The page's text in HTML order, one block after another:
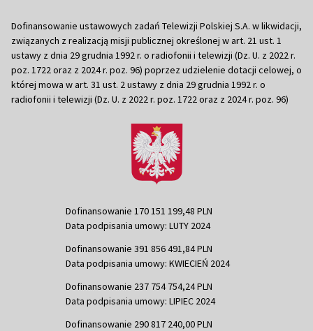
Dofinansowanie ustawowych zadań Telewizji Polskiej S.A. w likwidacji,
związanych z realizacją misji publicznej określonej w art. 21 ust. 1
ustawy z dnia 29 grudnia 1992 r. o radiofonii i telewizji (Dz. U. z 2022 r.
poz. 1722 oraz z 2024 r. poz. 96) poprzez udzielenie dotacji celowej, o
której mowa w art. 31 ust. 2 ustawy z dnia 29 grudnia 1992 r. o
radiofonii i telewizji (Dz. U. z 2022 r. poz. 1722 oraz z 2024 r. poz. 96)
Dofinansowanie 170 151 199,48 PLN
Data podpisania umowy: LUTY 2024
Dofinansowanie 391 856 491,84 PLN
Data podpisania umowy: KWIECIEŃ 2024
Dofinansowanie 237 754 754,24 PLN
Data podpisania umowy: LIPIEC 2024
Dofinansowanie 290 817 240,00 PLN